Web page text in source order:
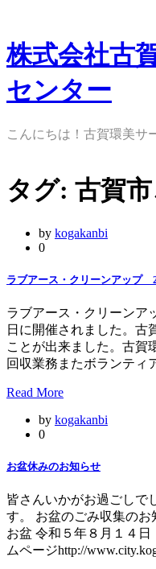
to
content
株式会社古
センター
こんにちは！古賀環美サ
タグ: 古賀
by kogakanbi
0
ラブアース・クリーンアップ
ラブアース・クリーン
日に開催されました。古
ことが出来ました。古賀
回収業務またボランテ
Read More
by kogakanbi
0
お盆休みのお知らせ
皆さんいかがお過ごしで
す。 お盆のごみ収集の
お盆 令和５年８月１４
ムページhttp://